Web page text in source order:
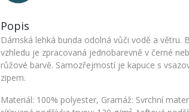
Dámské tričko Built your Brand Extended Shoulder Dámská bunda Built your Brand Bomber
620 Kč
Popis
Dámská lehká bunda odolná vůči vodě a větru.
vzhledu je zpracovaná jednobarevně v černé
růžové barvě. Samozřejmostí je kapuce s
zipem.
Materiál: 100% polyester, Gramáž: Svrchní